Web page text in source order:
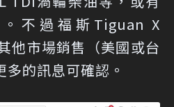
不過福斯Tiguan X
他市場銷售（美國或台
的訊息可確認。